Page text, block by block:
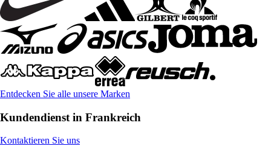
Entdecken Sie alle unsere Marken
Kundendienst in Frankreich
Kontaktieren Sie uns